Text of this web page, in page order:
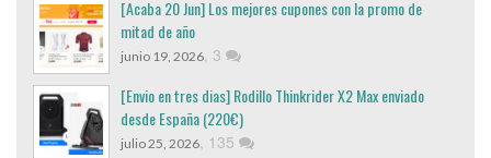
[Acaba 20 Jun] Los mejores cupones con la promo de
mitad de año
junio 19, 2026, 3
[Envio en tres dias] Rodillo Thinkrider X2 Max enviado
desde España (220€)
julio 25, 2026, 135